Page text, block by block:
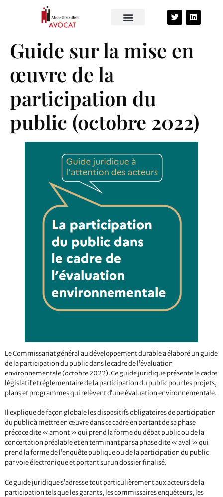
Guide sur la mise en
œuvre de la
participation du
public (octobre 2022)
Le Commissariat général au développement durable a élaboré un guide
de la participation du public dans le cadre de l’évaluation
environnementale (octobre 2022). Ce guide juridique présente le cadre
législatif et réglementaire de la participation du public pour les projets,
plans et programmes qui relèvent d’une évaluation environnementale.
Il explique de façon globale les dispositifs obligatoires de participation
du public à mettre en œuvre dans ce cadre en partant de sa phase
précoce dite « amont » qui prend la forme du débat public ou de la
concertation préalable et en terminant par sa phase dite « aval » qui
prend la forme de l’enquête publique ou de la participation du public
par voie électronique et portant sur un dossier finalisé.
Ce guide juridique s’adresse tout particulièrement aux acteurs de la
participation tels que les garants, les commissaires enquêteurs, les